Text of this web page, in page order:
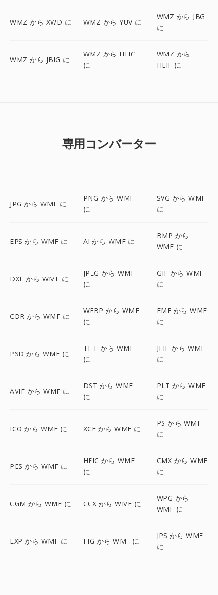
WMZ から XWD に WMZ から YUV に
WMZ から JBG
に
WMZ から JBIG に
WMZ から HEIC
に
WMZ から
HEIF に
専用コンバーター
JPG から WMF に
PNG から WMF
に
SVG から WMF
に
EPS から WMF に AI から WMF に
BMP から
WMF に
DXF から WMF に
JPEG から WMF
に
GIF から WMF
に
CDR から WMF に
WEBP から WMF
に
EMF から WMF
に
PSD から WMF に
TIFF から WMF
に
JFIF から WMF
に
AVIF から WMF に
DST から WMF
に
PLT から WMF
に
ICO から WMF に XCF から WMF に
PS から WMF
に
PES から WMF に
HEIC から WMF
に
CMX から WMF
に
CGM から WMF に CCX から WMF に
WPG から
WMF に
EXP から WMF に FIG から WMF に
JPS から WMF
に